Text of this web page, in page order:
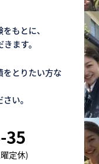
もとに、
ます。
をとりたい方な
い。
35
定休)